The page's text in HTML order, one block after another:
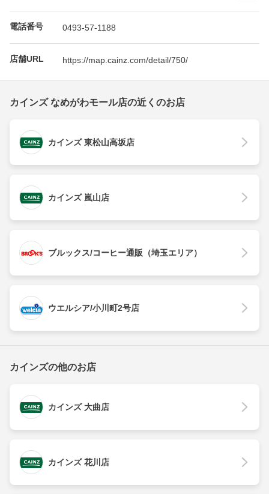
電話番号 0493-57-1188
店舗URL https://map.cainz.com/detail/750/
カインズ なめがわモール店の近くのお店
カインズ 東松山高坂店
カインズ 嵐山店
ブルックス/コーヒー通販（埼玉エリア）
ウエルシア/小川町2号店
カインズの他のお店
カインズ 大曲店
カインズ 花川店